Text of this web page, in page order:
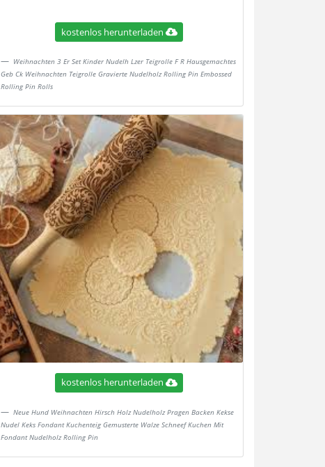
kostenlos herunterladen
Weihnachten 3 Er Set Kinder Nudelh Lzer Teigrolle F R Hausgemachtes
Geb Ck Weihnachten Teigrolle Gravierte Nudelholz Rolling Pin Embossed
Rolling Pin Rolls
kostenlos herunterladen
Neue Hund Weihnachten Hirsch Holz Nudelholz Pragen Backen Kekse
Nudel Keks Fondant Kuchenteig Gemusterte Walze Schneef Kuchen Mit
Fondant Nudelholz Rolling Pin